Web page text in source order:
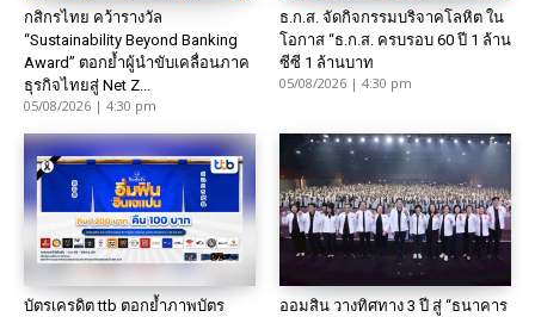
กสิกรไทย คว้ารางวัล
“Sustainability Beyond Banking
Award” ตอกย้ำผู้นำขับเคลื่อนภาค
ธุรกิจไทยสู่ Net Z...
05/08/2026 | 4:30 pm
ธ.ก.ส. จัดกิจกรรมบริจาคโลหิต ใน
โอกาส “ธ.ก.ส. ครบรอบ 60 ปี 1 ล้าน
ซีซี 1 ล้านบาท
05/08/2026 | 4:30 pm
บัตรเครดิต ttb ตอกย้ำภาพบัตร
ออมสิน วางทิศทาง 3 ปี สู่ “ธนาคาร